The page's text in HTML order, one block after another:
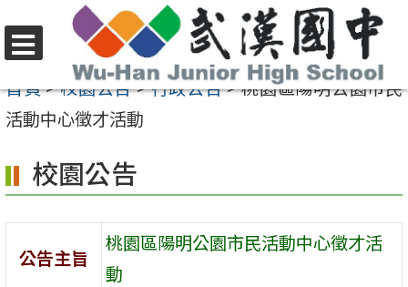
至
要
容
區
選
單
首頁>校園公告>行政公告>桃園區陽明公園市民
活動中心徵才活動
校園公告
公告主旨
桃園區陽明公園市民活動中心徵才活
動